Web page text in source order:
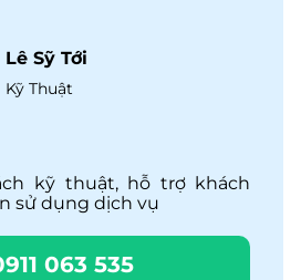
Lê Sỹ Tới
Kỹ Thuật
kỹ thuật, hỗ trợ khách
sử dụng dịch vụ
063 535